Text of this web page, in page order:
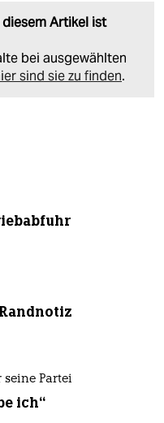
Artikel ist
bei ausgewählten
sind sie zu finden.
seine Partei
ich“